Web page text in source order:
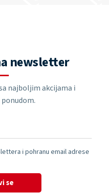
newsletter
najboljim akcijama i
i pohranu email adrese
se